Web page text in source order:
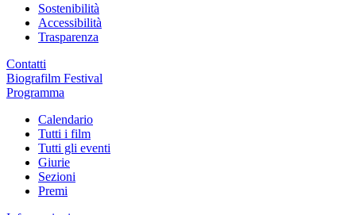
Sostenibilità
Accessibilità
Trasparenza
Contatti
Biografilm Festival
Programma
Calendario
Tutti i film
Tutti gli eventi
Giurie
Sezioni
Premi